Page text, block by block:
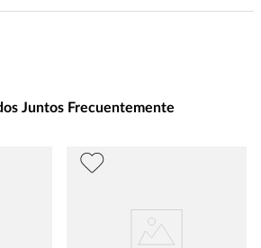
Juntos Frecuentemente